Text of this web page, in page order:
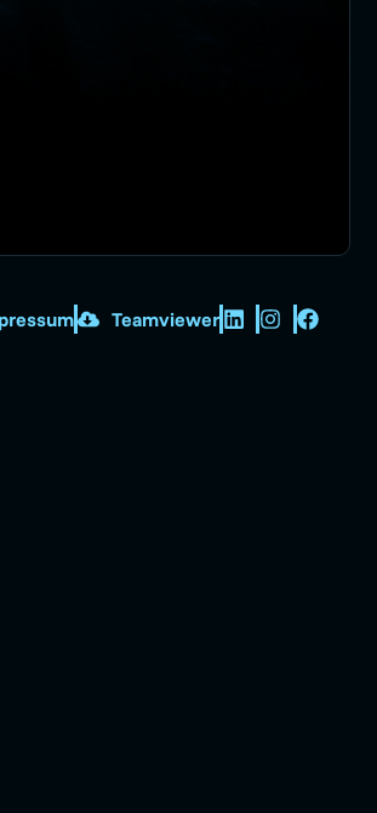
Teamviewer